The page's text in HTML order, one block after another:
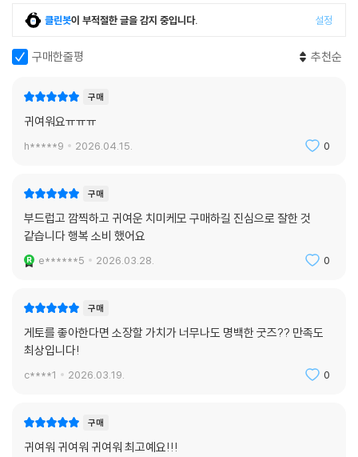
클린봇이 부적절한 글을 감지 중입니다. 설정
구매한줄평 추천순
구매
귀여워요ㅠㅠㅠ
h*****9 2026.04.15. 0
구매
부드럽고 깜찍하고 귀여운 치미케모 구매하길 진심으로 잘한 것
같습니다 행복 소비 했어요
e******5 2026.03.28. 0
구매
게토를 좋아한다면 소장할 가치가 너무나도 명백한 굿즈?? 만족도
최상입니다!
c****1 2026.03.19. 0
구매
귀여워 귀여워 귀여워 최고예요!!!